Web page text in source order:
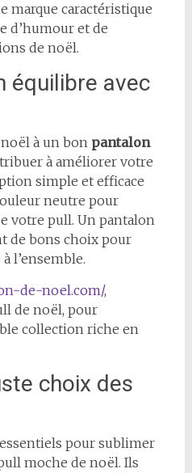
marque caractéristique
d’humour et de
de noël.
équilibre avec
à un bon pantalon
à améliorer votre
simple et efficace
neutre pour
votre pull. Un pantalon
de bons choix pour
l’ensemble.
de-noel.com/,
de noël, pour
collection riche en
choix des
pour sublimer
moche de noël. Ils